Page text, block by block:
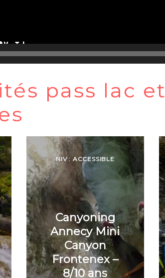
pass lac et
NIV : ACCESSIBLE
Canyoning
Annecy Mini
Canyon
Frontenex –
8/10 ans